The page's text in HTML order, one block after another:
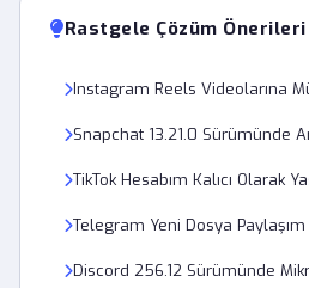
Rastgele Çözüm Önerileri
Instagram Reels Videolarına
Snapchat 13.21.0 Sürümünde
TikTok Hesabım Kalıcı Olarak
Telegram Yeni Dosya
Discord 256.12 Sürümünde